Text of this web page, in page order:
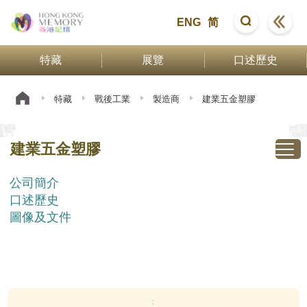
ENG 简
特藏 展覽 口述歷史
特藏 戰後工業 製造商 建業五金塑膠
建業五金塑膠
公司簡介
口述歷史
圖像及文件